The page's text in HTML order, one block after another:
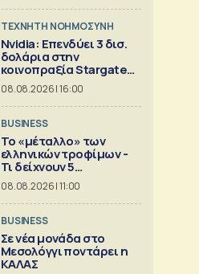
TΕΧΝΗΤΗ ΝΟΗΜΟΣΥΝΗ
Nvidia: Επενδύει 3 δισ.
δολάρια στην
κοινοπραξία Stargate
για κέντρα δεδομένων
08.08.2026 | 16:00
BUSINESS
Το «μέταλλο» των
ελληνικών τροφίμων -
Τι δείχνουν 5
ισολογισμοί
08.08.2026 | 11:00
BUSINESS
Σε νέα μονάδα στο
Μεσολόγγι ποντάρει η
ΚΑΛΑΣ